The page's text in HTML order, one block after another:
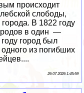
происходит
слободы,
города. В 1822 году
в один —
город был
из погибших
26 07 2026 1:45:59